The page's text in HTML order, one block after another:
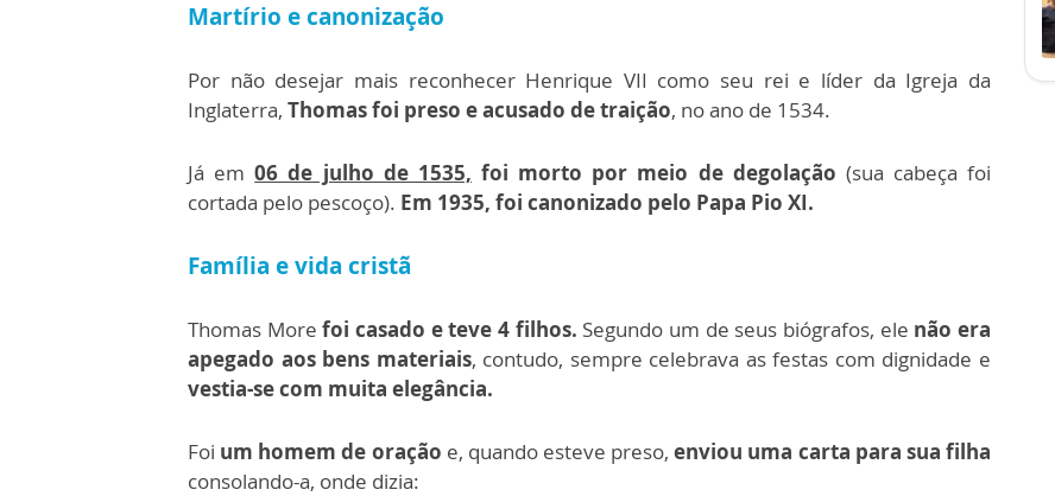
Martírio e canonização
Por não desejar mais reconhecer Henrique VII como seu rei e líder da Igreja da
Inglaterra, Thomas foi preso e acusado de traição, no ano de 1534.
Já em06 de julho de 1535, foi morto por meio de degolação (sua cabeça foi
cortada pelo pescoço). Em 1935, foi canonizado pelo Papa Pio XI.
Família e vida cristã
Thomas More foi casado e teve 4 filhos. Segundo um de seus biógrafos, ele não era
apegado aos bens materiais, contudo, sempre celebrava as festas com dignidade e
vestia-se com muita elegância.
Foi um homem de oração e, quando esteve preso,enviou uma carta para sua filha
consolando-a, onde dizia: